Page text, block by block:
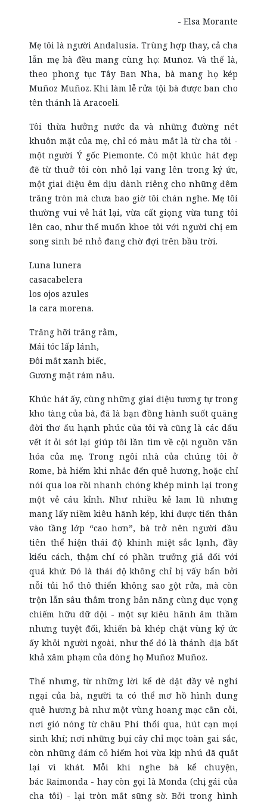
- Elsa Morante
Mẹ tôi là người Andalusia. Trùng hợp thay, cả cha
lẫn mẹ bà đều mang cùng họ: Muñoz. Và thế là,
theo phong tục Tây Ban Nha, bà mang họ kép
Muñoz Muñoz. Khi làm lễ rửa tội bà được ban cho
tên thánh là Aracoeli.
Tôi thừa hưởng nước da và những đường nét
khuôn mặt của mẹ, chỉ có màu mắt là từ cha tôi -
một người Ý gốc Piemonte. Có một khúc hát đẹp
đẽ từ thuở tôi còn nhỏ lại vang lên trong ký ức,
một giai điệu êm dịu dành riêng cho những đêm
trăng tròn mà chưa bao giờ tôi chánnghe. Mẹ tôi
thường vui vẻ hát lại, vừa cất giọng vừa tung tôi
lên cao, như thể muốn khoe tôi với người chị em
song sinh bé nhỏ đang chờ đợi trên bầu trời.
Luna lunera
casacabelera
los ojos azules
la cara morena.
Trăng hỡi trăng rằm,
Mái tóc lấp lánh,
Đôi mắt xanh biếc,
Gương mặt rám nâu.
Khúc hát ấy, cùng những giai điệu tương tự trong
kho tàng của bà, đã là bạn đồng hành suốt quãng
đời thơ ấu hạnh phúc của tôi và cũng là các dấu
vết ít ỏi sót lại giúp tôi lần tìm về cội nguồn văn
hóa của mẹ. Trong ngôi nhà của chúng tôi ở
Rome, bà hiếm khi nhắc đến quê hương, hoặc chỉ
nói qua loa rồi nhanh chóng khép mình lại trong
một vẻ cáu kỉnh. Như nhiều kẻ lam lũ nhưng
mang lấy niềm kiêu hãnh kép, khi được tiến thân
vào tầng lớp “cao hơn”, bà trở nên người đầu
tiên thể hiện thái độ khinh miệt sắc lạnh, đầy
kiểu cách, thậm chí có phần trưởng giả đối với
quá khứ. Đó là thái độ không chỉ bị vấy bẩn bởi
nỗi tủi hổ thô thiển không sao gột rửa, mà còn
trộn lẫn sâu thẳm trong bản năng cùng dục vọng
chiếm hữu dữ dội - một sự kiêu hãnh âm thầm
nhưng tuyệt đối, khiến bà khép chặt vùng ký ức
ấy khỏi người ngoài, như thể đó là thánh địa bất
khả xâm phạm của dòng họ Muñoz Muñoz.
Thế nhưng, từ những lời kể dè dặt đầy vẻ nghi
ngại của bà, người ta có thể mơ hồ hình dung
quê hương bà như một vùng hoang mạc cằn cỗi,
nơi gió nóng từ châu Phi thổi qua, hút cạn mọi
sinh khí; nơi những bụi cây chỉ mọc toàn gai sắc,
còn những đám cỏ hiếm hoi vừa kịp nhú đã quắt
lại vì khát. Mỗi khi nghe bà kể chuyện,
bác Raimonda - hay còn gọi là Monda (chị gái của
cha tôi) - lại tròn mắt sững sờ. Bởi trong hình